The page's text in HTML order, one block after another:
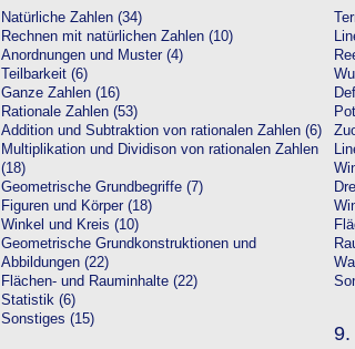
Natürliche Zahlen (34)
Rechnen mit natürlichen Zahlen (10)
Anordnungen und Muster (4)
Teilbarkeit (6)
Ganze Zahlen (16)
Rationale Zahlen (53)
Addition und Subtraktion von rationalen Zahlen (6)
Multiplikation und Dividison von rationalen Zahlen
(18)
Geometrische Grundbegriffe (7)
Figuren und Körper (18)
Winkel und Kreis (10)
Geometrische Grundkonstruktionen und
Abbildungen (22)
Flächen- und Rauminhalte (22)
Statistik (6)
Sonstiges (15)
9.